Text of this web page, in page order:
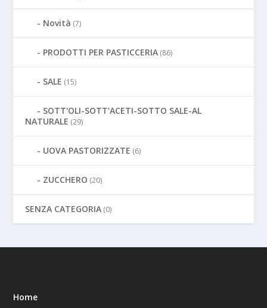
Novità (7)
PRODOTTI PER PASTICCERIA (86)
SALE (15)
SOTT'OLI-SOTT'ACETI-SOTTO SALE-AL
NATURALE (29)
UOVA PASTORIZZATE (6)
ZUCCHERO (20)
SENZA CATEGORIA (0)
Home